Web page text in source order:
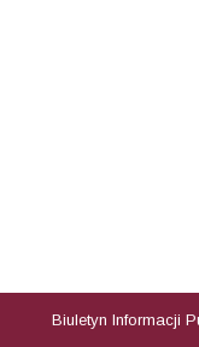
Biuletyn Informacji